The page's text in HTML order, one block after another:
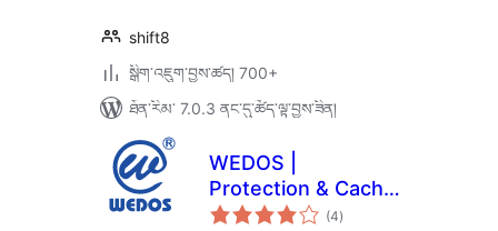
shift8
སྒྲིག་འཇུག་བྱས་ཚད། 700+
ཐོན་རིམ་ 7.0.3 ནང་དུ་ཚོད་ལྟ་བྱས་ཟིན།
WEDOS |
Protection & Cache
Performance
(4གདེང་
འཇོག་
)